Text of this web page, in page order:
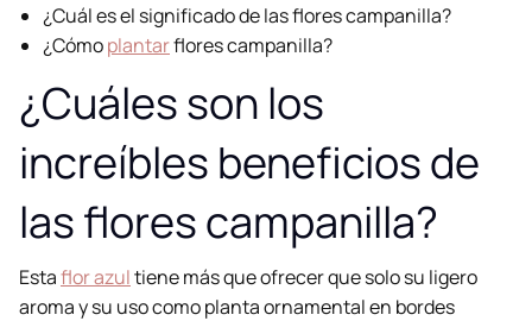
¿Cuál es el significado de las flores campanilla?
¿Cómoplantarflores campanilla?
¿Cuáles son los
increíbles beneficios de
las flores campanilla?
Estaflor azultiene más que ofrecer que solo su ligero
aroma y su uso como planta ornamental en bordes